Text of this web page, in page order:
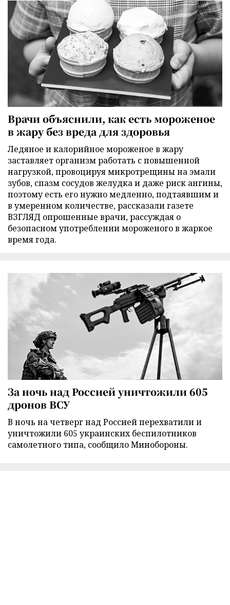
Врачи объяснили, как есть мороженое
в жару без вреда для здоровья
Ледяное и калорийное мороженое в жару
заставляет организм работать с повышенной
нагрузкой, провоцируя микротрещины на эмали
зубов, спазм сосудов желудка и даже риск ангины,
поэтому есть его нужно медленно, подтаявшим и
в умеренном количестве, рассказали газете
ВЗГЛЯД опрошенные врачи, рассуждая о
безопасном употреблении мороженого в жаркое
время года.
За ночь над Россией уничтожили 605
дронов ВСУ
В ночь на четверг над Россией перехватили и
уничтожили 605 украинских беспилотников
самолетного типа, сообщило Минобороны.